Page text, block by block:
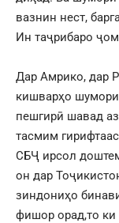
вазнин нест,
Ин таҷрибаро
Дар Амрико, дар
кишварҳо
пешгирӣ шавад
тасмим
СБҶ ирсол
он дар
зиндониҳо
фишор орад,то ки